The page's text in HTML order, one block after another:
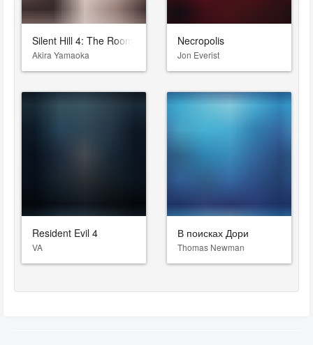
Silent Hill 4: The Room
Akira Yamaoka
Necropolis
Jon Everist
Resident Evil 4
VA
В поисках Дори
Thomas Newman